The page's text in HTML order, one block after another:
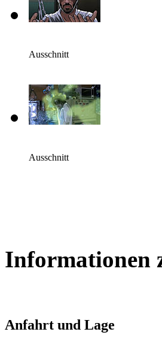
Ausschnitt
Ausschnitt
Informationen
Anfahrt und Lage